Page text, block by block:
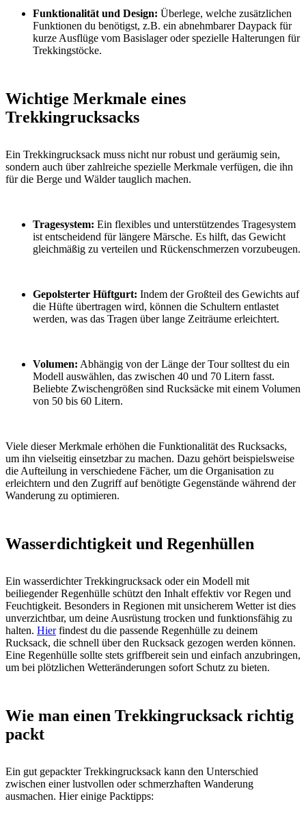
Funktionalität und Design: Überlege, welche zusätzlichen
Funktionen du benötigst, z.B. ein abnehmbarer Daypack für
kurze Ausflüge vom Basislager oder spezielle Halterungen für
Trekkingstöcke.
Wichtige Merkmale eines
Trekkingrucksacks
Ein Trekkingrucksack muss nicht nur robust und geräumig sein,
sondern auch über zahlreiche spezielle Merkmale verfügen, die ihn
für die Berge und Wälder tauglich machen.
Tragesystem: Ein flexibles und unterstützendes Tragesystem
ist entscheidend für längere Märsche. Es hilft, das Gewicht
gleichmäßig zu verteilen und Rückenschmerzen vorzubeugen.
Gepolsterter Hüftgurt: Indem der Großteil des Gewichts auf
die Hüfte übertragen wird, können die Schultern entlastet
werden, was das Tragen über lange Zeiträume erleichtert.
Volumen: Abhängig von der Länge der Tour solltest du ein
Modell auswählen, das zwischen 40 und 70 Litern fasst.
Beliebte Zwischengrößen sind Rucksäcke mit einem Volumen
von 50 bis 60 Litern.
Viele dieser Merkmale erhöhen die Funktionalität des Rucksacks,
um ihn vielseitig einsetzbar zu machen. Dazu gehört beispielsweise
die Aufteilung in verschiedene Fächer, um die Organisation zu
erleichtern und den Zugriff auf benötigte Gegenstände während der
Wanderung zu optimieren.
Wasserdichtigkeit und Regenhüllen
Ein wasserdichter Trekkingrucksack oder ein Modell mit
beiliegender Regenhülle schützt den Inhalt effektiv vor Regen und
Feuchtigkeit. Besonders in Regionen mit unsicherem Wetter ist dies
unverzichtbar, um deine Ausrüstung trocken und funktionsfähig zu
halten. Hier findest du die passende Regenhülle zu deinem
Rucksack, die schnell über den Rucksack gezogen werden können.
Eine Regenhülle sollte stets griffbereit sein und einfach anzubringen,
um bei plötzlichen Wetteränderungen sofort Schutz zu bieten.
Wie man einen Trekkingrucksack richtig
packt
Ein gut gepackter Trekkingrucksack kann den Unterschied
zwischen einer lustvollen oder schmerzhaften Wanderung
ausmachen. Hier einige Packtipps: